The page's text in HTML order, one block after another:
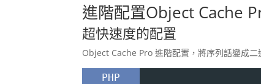
進階配置Object Cache
超快速度的配置
Object Cache Pro 進階配置，將序列話變成
PHP